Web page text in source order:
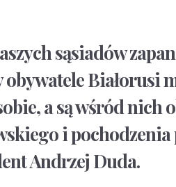
sąsiadów
obywatele Białorusi
a są wśród nich
i pochodzenia
Andrzej Duda.